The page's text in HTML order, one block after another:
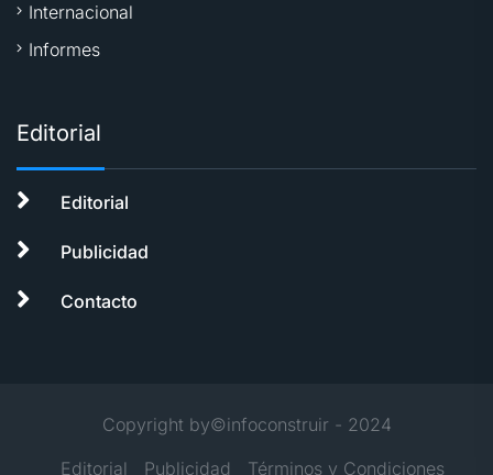
Internacional
Informes
Editorial
Editorial
Publicidad
Contacto
Copyright by©infoconstruir - 2024
Editorial
Publicidad Términos y Condiciones